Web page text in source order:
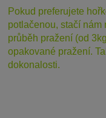
Pokud preferujete
potlačenou, stačí nám
průběh pražení (od
opakované pražení.
dokonalosti.